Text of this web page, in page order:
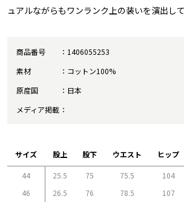
ュアルながらもワンランク上の装いを演出して
商品番号
1406055253
素材
コットン100%
原産国
日本
メディア掲載
サイズ 股上 股下 ウエスト ヒップ
44 25.5 75 75.5 104
46
26.5 76 78.5 107